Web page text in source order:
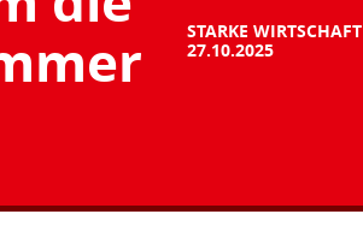
STARKE WIRTSCHAFT
27.10.2025